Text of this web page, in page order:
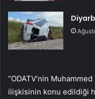
“ODATV’nin
ilişkisinin konu edildiği